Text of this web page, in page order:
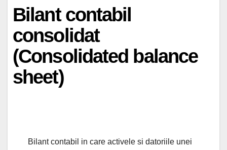
Bilant contabil
consolidat
(Consolidated balance
sheet)
Bilant contabil in care activele si datoriile unei